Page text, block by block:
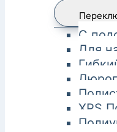
С
Для
XPS